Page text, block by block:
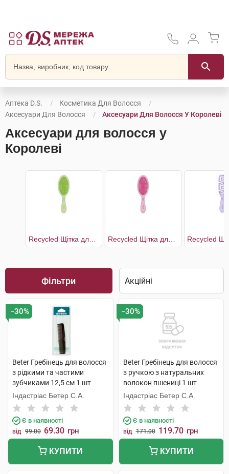
Аптека D.S.
Косметика Для Волосся
Аксесуари Для Волосся
Аксесуари Для Волосся У Королеві
Аксесуари для волосся у
Королеві
Фільтри
−30%
Beter Гребінець для волосся
з рідкими та частими
зубчиками 12,5 см 1 шт
Індастріас Бетер С.А.
Є в наявності
від 99.00 69.30 грн
КУПИТИ
−30%
Beter Гребінець для волосся
з ручкою з натуральних
волокон пшениці 1 шт
Індастріас Бетер С.А.
Є в наявності
від 171.00 119.70 грн
КУПИТИ